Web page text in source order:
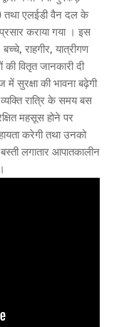
तथा एलईडी वैन दल के
कराया गया । इस
राहगीर, यात्रीगण
वितृत जानकारी दी
सुरक्षा की भावना बढ़ेगी
व्यक्ति रात्रि के समय बस
महसूस होने पर
करेगी तथा उनको
लगातार आपातकालीन